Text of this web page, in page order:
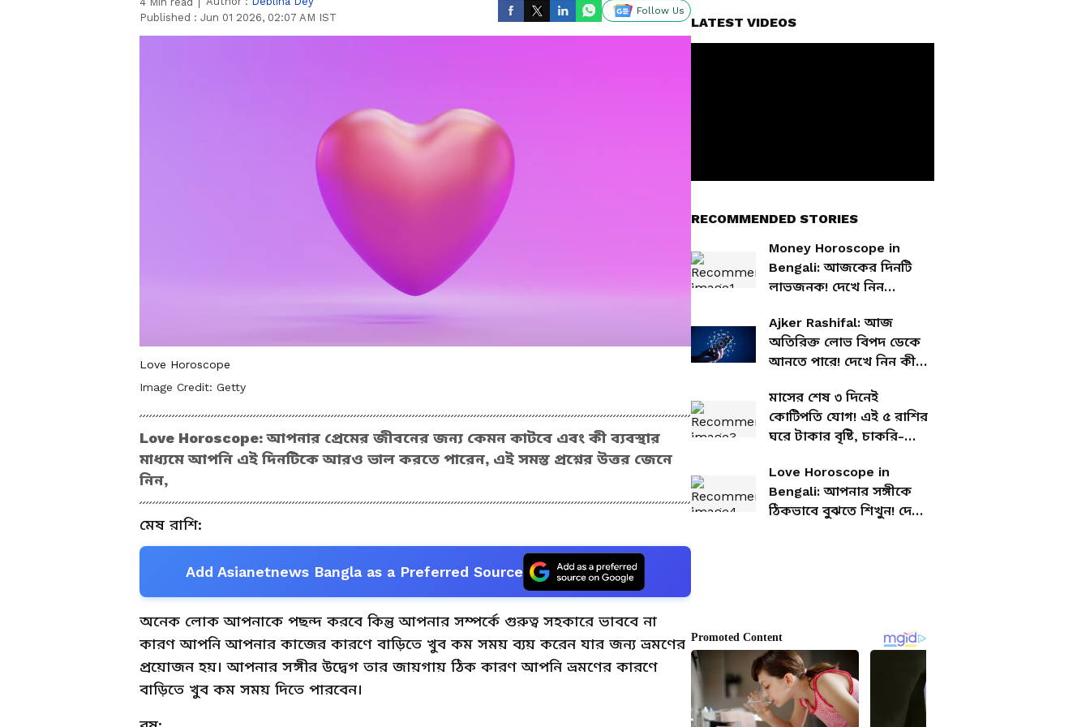
Published : Jun 01 2026, 02:07 AM IST
Follow Us
Love Horoscope
Image Credit: Getty
Love Horoscope: আপনার প্রেমের জীবনের জন্য কেমন কাটবে এবং কী ব্যবস্থার
মাধ্যমে আপনি এই দিনটিকে আরও ভাল করতে পারেন, এই সমস্ত প্রশ্নের উত্তর জেনে
নিন,
মেষ রাশি:
Add Asianetnews Bangla as a Preferred Source
অনেক লোক আপনাকে পছন্দ করবে কিন্তু আপনার সম্পর্কে গুরুত্ব সহকারে ভাববে না
কারণ আপনি আপনার কাজের কারণে বাড়িতে খুব কম সময় ব্যয় করেন যার জন্য ভ্রমণের
প্রয়োজন হয়। আপনার সঙ্গীর উদ্বেগ তার জায়গায় ঠিক কারণ আপনি ভ্রমণের কারণে
বাড়িতে খুব কম সময় দিতে পারবেন।
LATEST VIDEOS
RECOMMENDED STORIES
Money Horoscope in
Bengali: আজকের দিনটি
লাভজনক! দেখে নিন
Ajker Rashifal: আজ
অতিরিক্ত লোভ বিপদ ডেকে
আনতে পারে! দেখে নিন কী
মাসের শেষ ৩ দিনেই
কোটিপতি যোগ! এই ৫ রাশির
ঘরে টাকার বৃষ্টি, চাকরি-
Love Horoscope in
Bengali: আপনার সঙ্গীকে
ঠিকভাবে বুঝতে শিখুন! দেখে